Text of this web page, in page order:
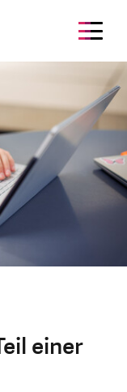
einer